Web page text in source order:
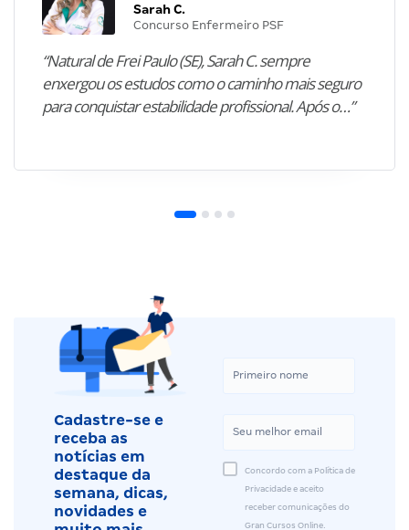
Sarah C.
Concurso Enfermeiro PSF
“Natural de Frei Paulo (SE), Sarah C. sempre
enxergou os estudos como o caminho mais seguro
para conquistar estabilidade profissional. Após o…”
Cadastre-se e
receba as
notícias em
destaque da
semana, dicas,
novidades e
Concordo com a Política de
Privacidade e aceito
receber comunicações do
Gran Cursos Online.